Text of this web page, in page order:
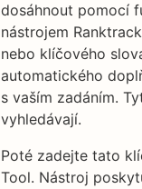
dosáhnout pomocí
nástrojem
nebo klíčového
automatického
s vaším zadáním.
vyhledávají.
Poté zadejte tato
Tool. Nástroj